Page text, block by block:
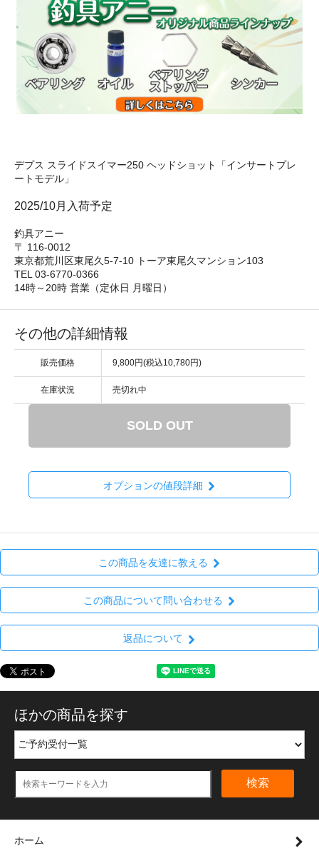
デプス スライドスイマー250 ヘッドショット「インサートプレ
ートモデル」
2025/10月入荷予定
釣具アニー
〒 116-0012
東京都荒川区東尾久5-7-10 トーア東尾久マンション103
TEL 03-6770-0366
14時～20時 営業（定休日 月曜日）
その他の詳細情報
販売価格 9,800円(税込10,780円)
在庫状況 売切れ中
SOLD OUT
オプションの値段詳細
この商品を友達に教える
この商品について問い合わせる
返品について
ほかの商品を探す
検索
ホーム